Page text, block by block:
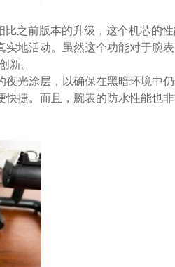
之前版本的升级，这个机芯的
地活动。虽然这个功能对于腕
新。
光涂层，以确保在黑暗环境中
捷。而且，腕表的防水性能也